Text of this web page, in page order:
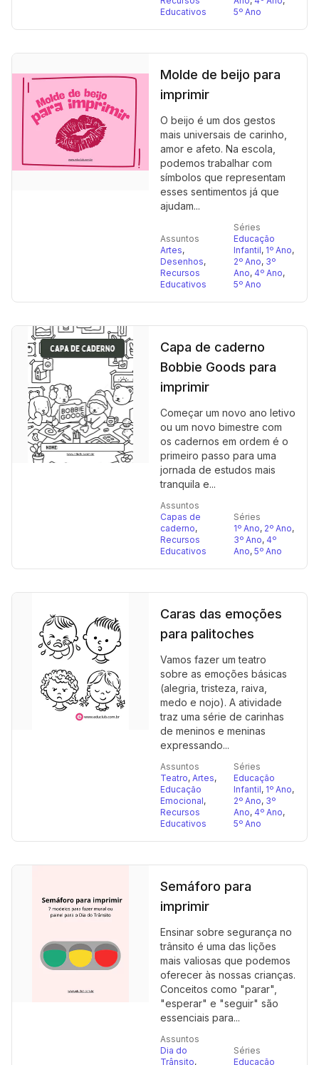
Educativos
5º Ano
Molde de beijo para
imprimir
O beijo é um dos gestos
mais universais de carinho,
amor e afeto. Na escola,
podemos trabalhar com
símbolos que representam
esses sentimentos já que
ajudam...
Assuntos
Artes,
Desenhos,
Recursos
Educativos
Séries
Educação
Infantil, 1º Ano,
2º Ano, 3º
Ano, 4º Ano,
5º Ano
Capa de caderno
Bobbie Goods para
imprimir
Começar um novo ano letivo
ou um novo bimestre com
os cadernos em ordem é o
primeiro passo para uma
jornada de estudos mais
tranquila e...
Assuntos
Capas de
caderno,
Recursos
Educativos
Séries
1º Ano, 2º Ano,
3º Ano, 4º
Ano, 5º Ano
Caras das emoções
para palitoches
Vamos fazer um teatro
sobre as emoções básicas
(alegria, tristeza, raiva,
medo e nojo). A atividade
traz uma série de carinhas
de meninos e meninas
expressando...
Assuntos
Teatro, Artes,
Educação
Emocional,
Recursos
Educativos
Séries
Educação
Infantil, 1º Ano,
2º Ano, 3º
Ano, 4º Ano,
5º Ano
Semáforo para
imprimir
Ensinar sobre segurança no
trânsito é uma das lições
mais valiosas que podemos
oferecer às nossas crianças.
Conceitos como "parar",
"esperar" e "seguir" são
essenciais para...
Assuntos
Dia do
Trânsito,
Séries
Educação